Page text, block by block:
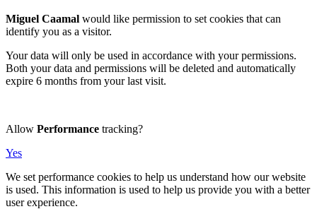
Miguel Caamal would like permission to set cookies that can
identify you as a visitor.
Your data will only be used in accordance with your permissions.
Both your data and permissions will be deleted and automatically
expire 6 months from your last visit.
Allow Performance tracking?
Yes
We set performance cookies to help us understand how our website
is used. This information is used to help us provide you with a better
user experience.